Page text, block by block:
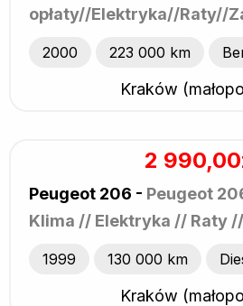
opłaty//Elektryka//Raty//
2000 223 000 km
Kraków
2
Peugeot 206 - Peugeot
Klima // Elektryka // Raty
1999 130 000 km
Kraków